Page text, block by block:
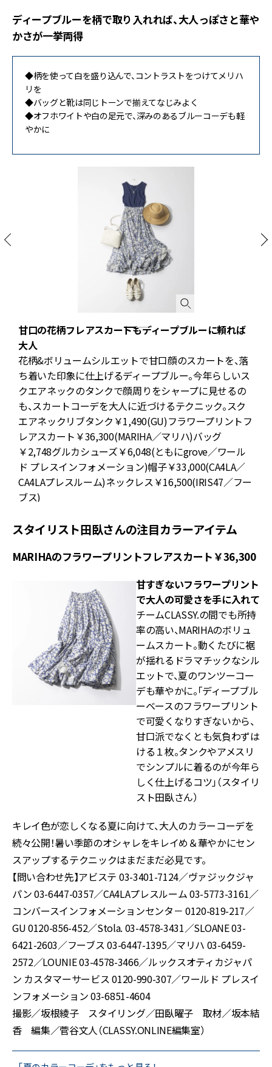
ディープブルーを柄で取り入れれば、大人っぽさと華や
かさが一挙両得
◆柄を使って白を盛り込んで、コントラストをつけてメリハ
リを
◆バッグと靴は同じトーンで揃えてなじみよく
◆オフホワイトや白の足元で、深みのあるブルーコーデも軽
やかに
甘口の花柄フレアスカートもディープブルーに頼れば
大人
花柄&ボリュームシルエットで甘口顔のスカートを、落
ち着いた印象に仕上げるディープブルー。今年らしいス
クエアネックのタンクで顔周りをシャープに見せるの
も、スカートコーデを大人に近づけるテクニック。スク
エアネックリブタンク￥1,490(GU)フラワープリントフ
レアスカート￥36,300(MARIHA／マリハ)バッグ
￥2,748グルカシューズ￥6,048(ともにgrove／ワール
ド プレスインフォメーション)帽子￥33,000(CA4LA／
CA4LAプレスルーム)ネックレス￥16,500(IRIS47／フー
ブス)
スタイリスト田臥さんの注目カラーアイテム
MARIHAのフラワープリントフレアスカート￥36,300
甘すぎないフラワープリント
で大人の可愛さを手に入れて
チームCLASSY.の間でも所持
率の高い、MARIHAのボリュ
ームスカート。動くたびに裾
が揺れるドラマチックなシル
エットで、夏のワンツーコー
デも華やかに。「ディープブル
ーベースのフラワープリント
で可愛くなりすぎないから、
甘口派でなくとも気負わずは
ける１枚。タンクやアメスリ
でシンプルに着るのが今年ら
しく仕上げるコツ」（スタイリ
スト田臥さん）
キレイ色が恋しくなる夏に向けて、大人のカラーコーデを
続々公開！暑い季節のオシャレをキレイめ＆華やかにセン
スアップするテクニックはまだまだ必見です。
【問い合わせ先】アビステ 03-3401-7124／ヴァジックジャ
パン 03-6447-0357／CA4LAプレスルーム 03-5773-3161／
コンバースインフォメーションセンタ－ 0120-819-217／
GU 0120-856-452／Stola. 03-4578-3431／SLOANE 03-
6421-2603／フーブス 03-6447-1395／マリハ 03-6459-
2572／LOUNIE 03-4578-3466／ルックスオティカジャパ
ン カスタマーサービス 0120-990-307／ワールド プレスイ
ンフォメーション 03-6851-4604
撮影／坂根綾子 スタイリング／田臥曜子 取材／坂本結
香 編集／菅谷文人（CLASSY.ONLINE編集室）